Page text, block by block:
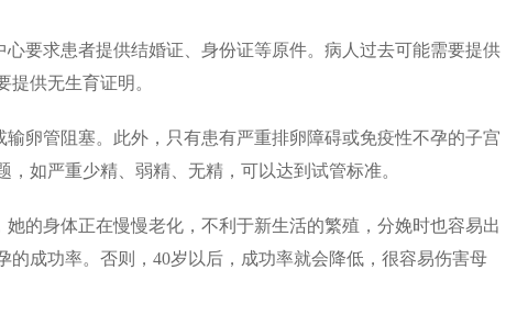
要求患者提供结婚证、身份证等原件。病人过去可能需要提供
供无生育证明。
卵管阻塞。此外，只有患有严重排卵障碍或免疫性不孕的子宫
如严重少精、弱精、无精，可以达到试管标准。
的身体正在慢慢老化，不利于新生活的繁殖，分娩时也容易出
成功率。否则，40岁以后，成功率就会降低，很容易伤害母